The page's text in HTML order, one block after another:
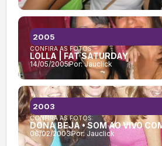
CONFIRA AS FOTOS:
LOLLA | FAT SATURDAY
14/05/2005Por:Jauclick
2005
CONFIRA AS FOTOS:
DONA BEJA • SOM AO VIVO
06/02/2003Por:Jauclick
2003